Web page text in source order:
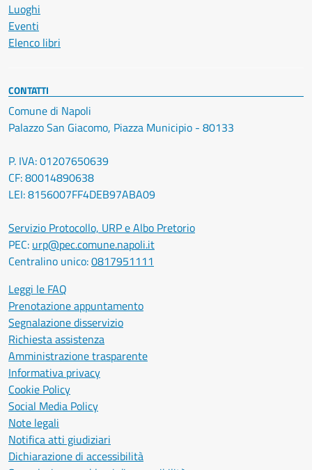
Luoghi
Eventi
Elenco libri
CONTATTI
Comune di Napoli
Palazzo San Giacomo, Piazza Municipio - 80133
P. IVA: 01207650639
CF: 80014890638
LEI: 8156007FF4DEB97ABA09
Servizio Protocollo, URP e Albo Pretorio
PEC: urp@pec.comune.napoli.it
Centralino unico:0817951111
Leggi le FAQ
Prenotazione appuntamento
Segnalazione disservizio
Richiesta assistenza
Amministrazione trasparente
Informativa privacy
Cookie Policy
Social Media Policy
Note legali
Notifica atti giudiziari
Dichiarazione di accessibilità